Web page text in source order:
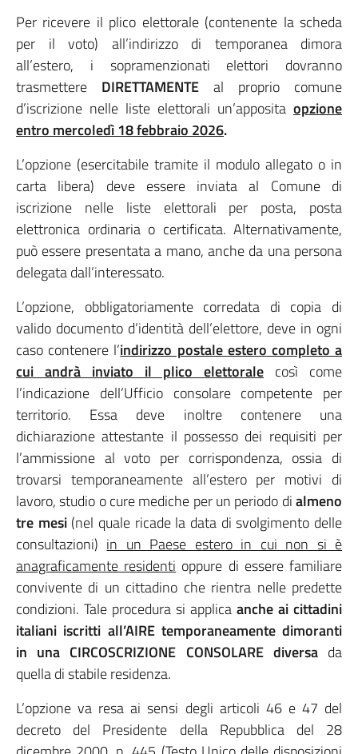
Per ricevere il plico elettorale (contenente la scheda
per il voto) all’indirizzo di temporanea dimora
all’estero, i sopramenzionati elettori dovranno
trasmettere DIRETTAMENTE al proprio comune
d’iscrizione nelle liste elettorali un’apposita opzione
entro mercoledì 18 febbraio 2026.
L’opzione (esercitabile tramite il modulo allegato o in
carta libera) deve essere inviata al Comune di
iscrizione nelle liste elettorali per posta, posta
elettronica ordinaria o certificata. Alternativamente,
può essere presentata a mano, anche da una persona
delegata dall’interessato.
L’opzione, obbligatoriamente corredata di copia di
valido documento d’identità dell’elettore, deve in ogni
caso contenere l’indirizzo postale estero completo a
cui andrà inviato il plico elettorale così come
l’indicazione dell’Ufficio consolare competente per
territorio. Essa deve inoltre contenere una
dichiarazione attestante il possesso dei requisiti per
l’ammissione al voto per corrispondenza, ossia di
trovarsi temporaneamente all’estero per motivi di
lavoro, studio o cure mediche per un periodo dialmeno
tre mesi(nel quale ricade la data di svolgimento delle
consultazioni)in un Paese estero in cui non si è
anagraficamente residentioppure di essere familiare
convivente di un cittadino che rientra nelle predette
condizioni. Tale procedura si applica anche ai cittadini
italiani iscritti all’AIRE temporaneamente dimoranti
in una CIRCOSCRIZIONE CONSOLARE diversada
quella di stabile residenza.
L’opzione va resa ai sensi degli articoli 46 e 47 del
decreto del Presidente della Repubblica del 28